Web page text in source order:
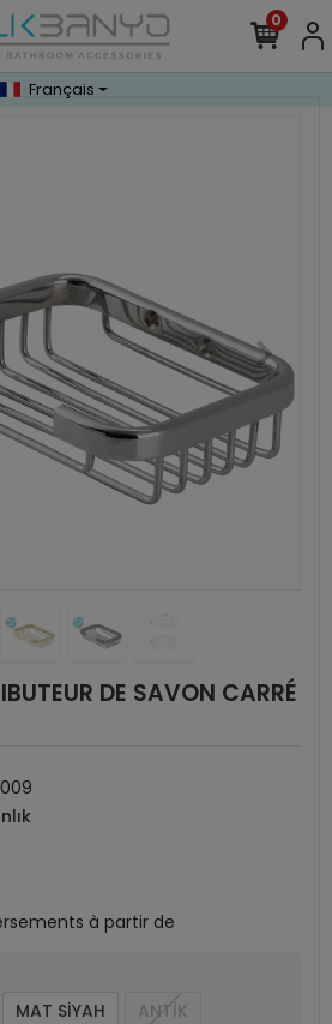
0
Français
DE SAVON CARRÉ
à partir de
MAT SİYAH ANTİK